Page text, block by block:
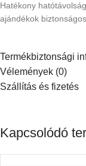
Hatékony
ajándékok
Termékbiztonsági
Vélemények (0)
Szállítás és fizetés
Kapcsolódó